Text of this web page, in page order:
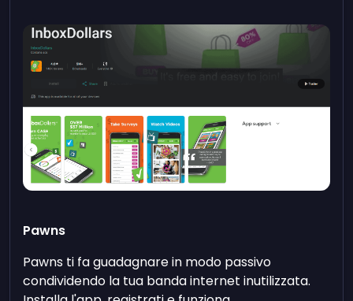
Pawns
Pawns ti fa guadagnare in modo passivo
condividendo la tua banda internet inutilizzata.